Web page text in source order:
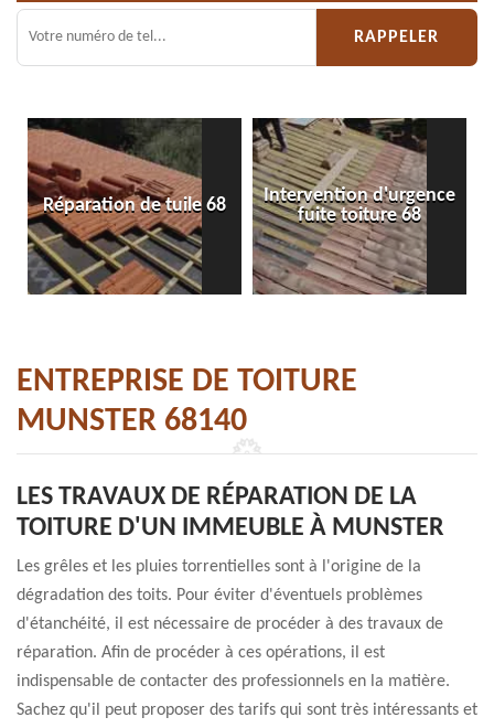
Réparation de tuile 68
Intervention d'urgence
fuite toiture 68
ENTREPRISE DE TOITURE
MUNSTER 68140
LES TRAVAUX DE RÉPARATION DE LA
TOITURE D'UN IMMEUBLE À MUNSTER
Les grêles et les pluies torrentielles sont à l'origine de la
dégradation des toits. Pour éviter d'éventuels problèmes
d'étanchéité, il est nécessaire de procéder à des travaux de
réparation. Afin de procéder à ces opérations, il est
indispensable de contacter des professionnels en la matière.
Sachez qu'il peut proposer des tarifs qui sont très intéressants et